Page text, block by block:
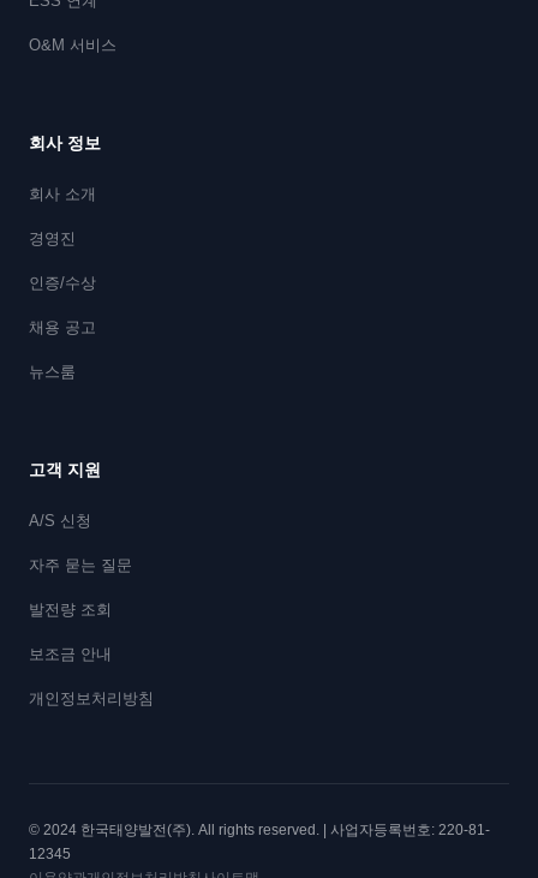
O&M 서비스
회사 정보
회사 소개
경영진
인증/수상
채용 공고
뉴스룸
고객 지원
A/S 신청
자주 묻는 질문
발전량 조회
보조금 안내
개인정보처리방침
© 2024 한국태양발전(주). All rights reserved. | 사업자등록번호: 220-81-
12345